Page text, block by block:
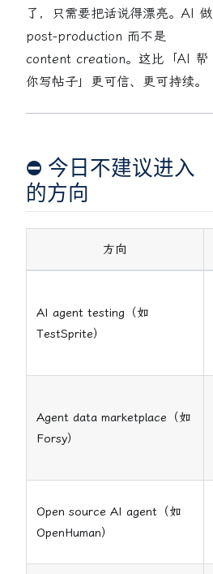
了，只需要把话说得漂亮。AI 做
post-production 而不是
content creation。这比「AI 帮
你写帖子」更可信、更可持续。
⛔ 今日不建议进入
的方向
方向
AI agent testing（如
TestSprite）
Agent data marketplace（如
Forsy）
Open source AI agent（如
OpenHuman）